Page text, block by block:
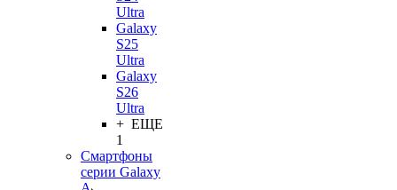
Ultra
Galaxy
S25
Ultra
Galaxy
S26
Ultra
+ ЕЩЕ
1
Смартфоны
серии Galaxy